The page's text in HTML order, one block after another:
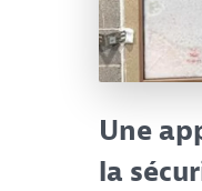
Une
la